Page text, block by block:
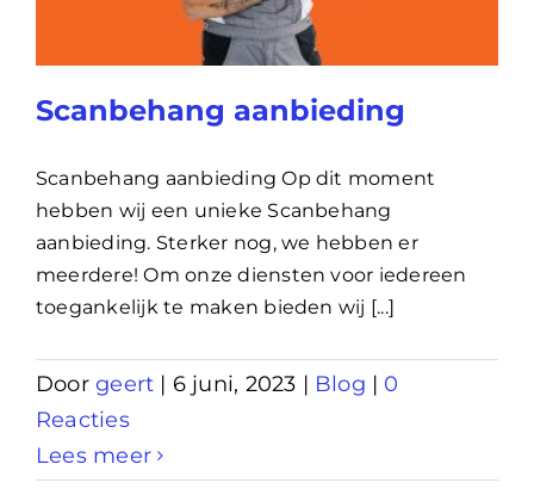
Scanbehang aanbieding
Scanbehang aanbieding Op dit moment
hebben wij een unieke Scanbehang
aanbieding. Sterker nog, we hebben er
meerdere! Om onze diensten voor iedereen
toegankelijk te maken bieden wij [...]
Doorgeert | 6 juni, 2023 | Blog | 0
Reacties
Lees meer